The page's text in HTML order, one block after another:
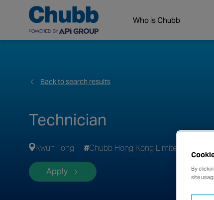
Who is Chubb
Back to search results
Technician
Kwun Tong Chubb Hong Kong Limited
Apply
By
site